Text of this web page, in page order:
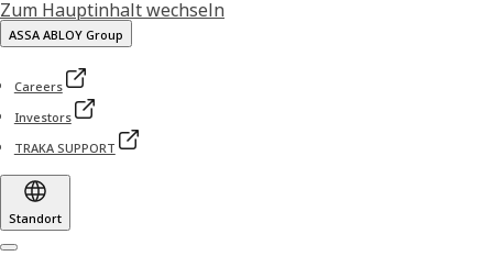
Zum Hauptinhalt wechseln
ASSA ABLOY Group
Careers
Investors
TRAKA SUPPORT
Standort
Menu